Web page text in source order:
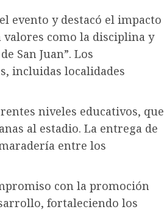
evento y destacó el impacto
valores como la disciplina y
San Juan”. Los
incluidas localidades
niveles educativos, que
al estadio. La entrega de
entre los
con la promoción
fortaleciendo los